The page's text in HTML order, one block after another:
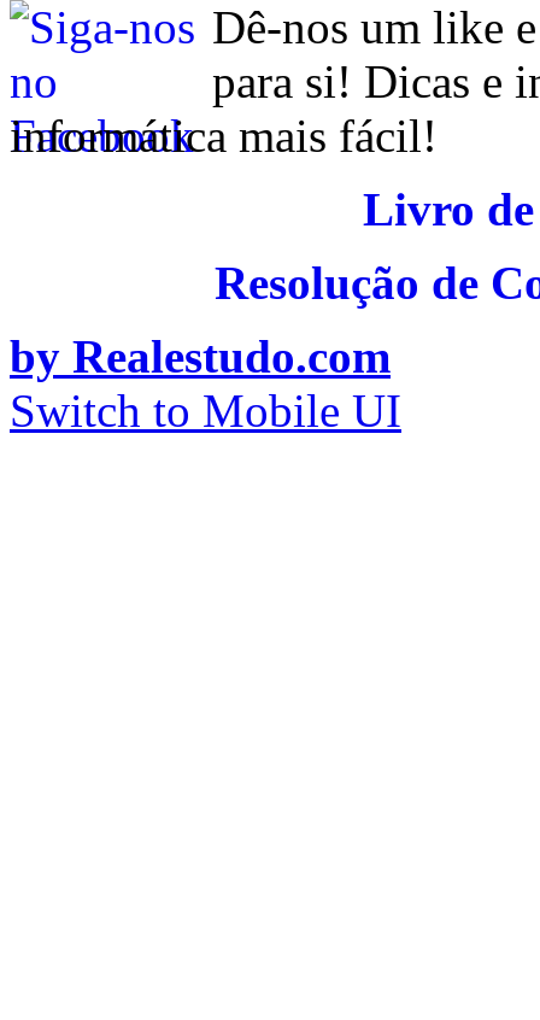
Dê-nos um like
para si! Dicas e
informática mais fácil!
Livro de
Resolução de
by Realestudo.com
Switch to Mobile UI